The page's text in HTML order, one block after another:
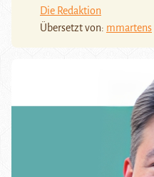
Die Redaktion
Übersetzt von: mmartens